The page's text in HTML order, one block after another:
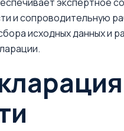
и сопроводительную
исходных данных и